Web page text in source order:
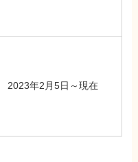
2023年2月5日～現在